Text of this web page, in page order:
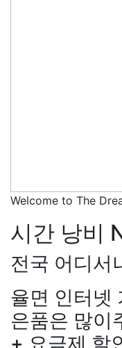
Welcome to The
시간 낭비
전국 어디서
율면 인터넷
은품은 많이
+ 요금제 할